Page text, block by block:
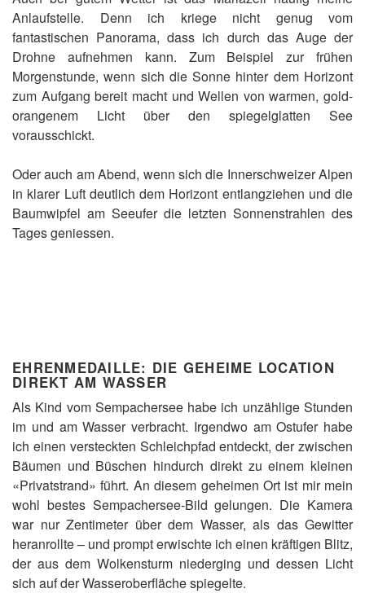
Anlaufstelle. Denn ich kriege nicht genug vom
fantastischen Panorama, dass ich durch das Auge der
Drohne aufnehmen kann. Zum Beispiel zur frühen
Morgenstunde, wenn sich die Sonne hinter dem Horizont
zum Aufgang bereit macht und Wellen von warmen, gold-
orangenem Licht über den spiegelglatten See
vorausschickt.
Oder auch am Abend, wenn sich die Innerschweizer Alpen
in klarer Luft deutlich dem Horizont entlangziehen und die
Baumwipfel am Seeufer die letzten Sonnenstrahlen des
Tages geniessen.
EHRENMEDAILLE: DIE GEHEIME LOCATION
DIREKT AM WASSER
Als Kind vom Sempachersee habe ich unzählige Stunden
im und am Wasser verbracht. Irgendwo am Ostufer habe
ich einen versteckten Schleichpfad entdeckt, der zwischen
Bäumen und Büschen hindurch direkt zu einem kleinen
«Privatstrand» führt. An diesem geheimen Ort ist mir mein
wohl bestes Sempachersee-Bild gelungen. Die Kamera
war nur Zentimeter über dem Wasser, als das Gewitter
heranrollte – und prompt erwischte ich einen kräftigen Blitz,
der aus dem Wolkensturm niederging und dessen Licht
sich auf der Wasseroberfläche spiegelte.